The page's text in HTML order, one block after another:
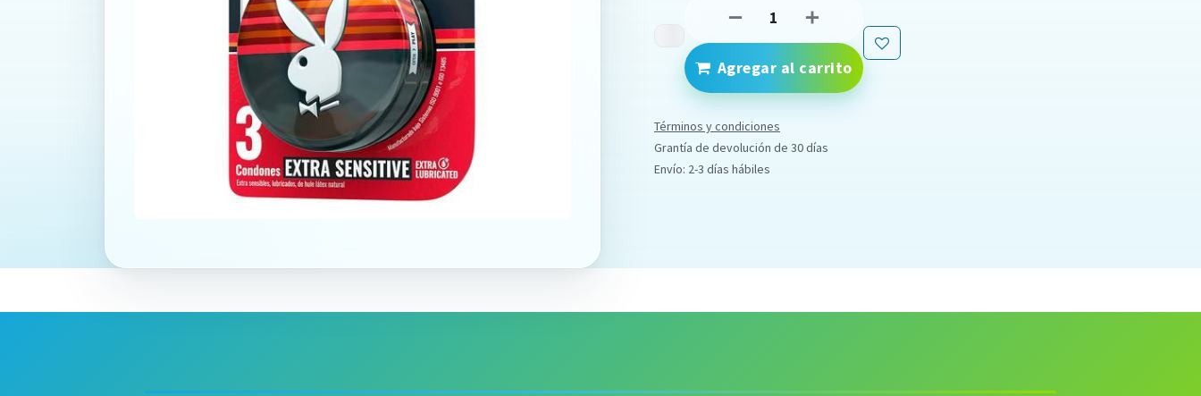
Agregar al carrito
Términos y condiciones
Grantía de devolución de 30 días
Envío: 2-3 días hábiles